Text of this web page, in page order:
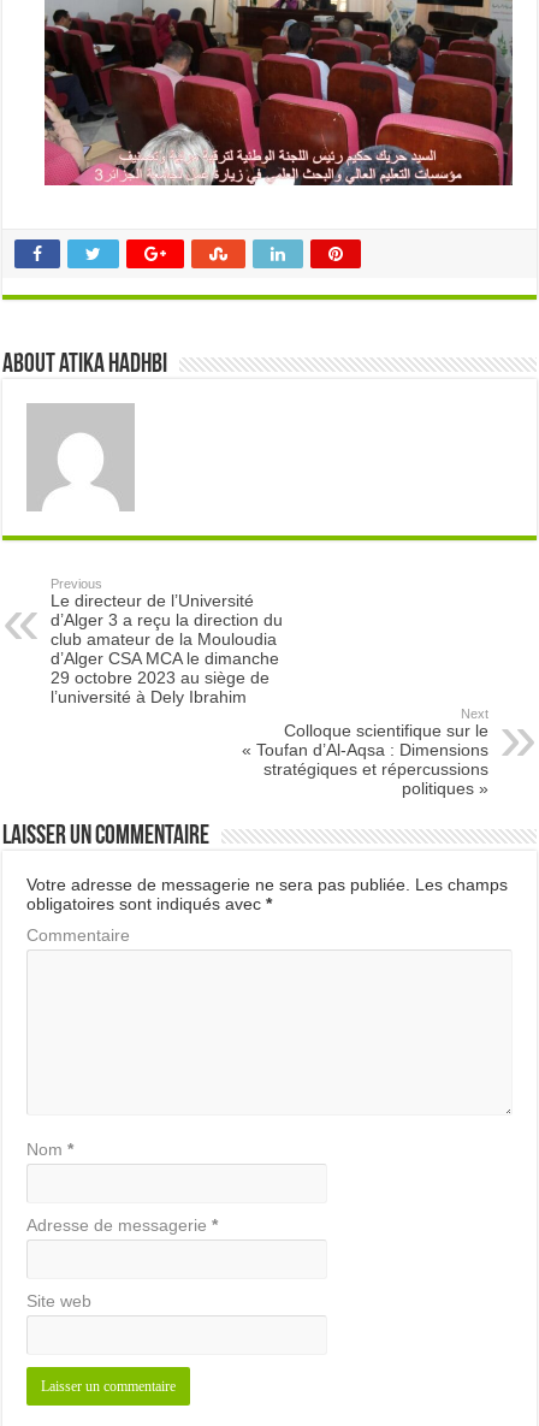
About atika hadhbi
Previous
Le directeur de l’Université
d’Alger 3 a reçu la direction du
club amateur de la Mouloudia
d’Alger CSA MCA le dimanche
29 octobre 2023 au siège de
l’université à Dely Ibrahim
Next
Colloque scientifique sur le
« Toufan d’Al-Aqsa : Dimensions
stratégiques et répercussions
politiques »
Laisser un commentaire
Votre adresse de messagerie ne sera pas publiée. Les champs
obligatoires sont indiqués avec*
Commentaire
Nom*
Adresse de messagerie*
Site web